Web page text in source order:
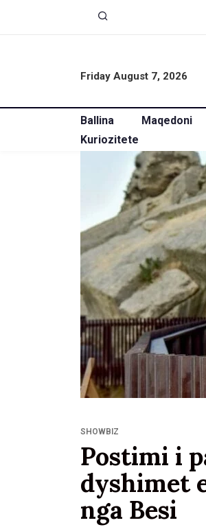
Friday August 7, 2026
Ballina Maqedoni
Kuriozitete
SHOWBIZ
Postimi i
dyshimet
nga Besi